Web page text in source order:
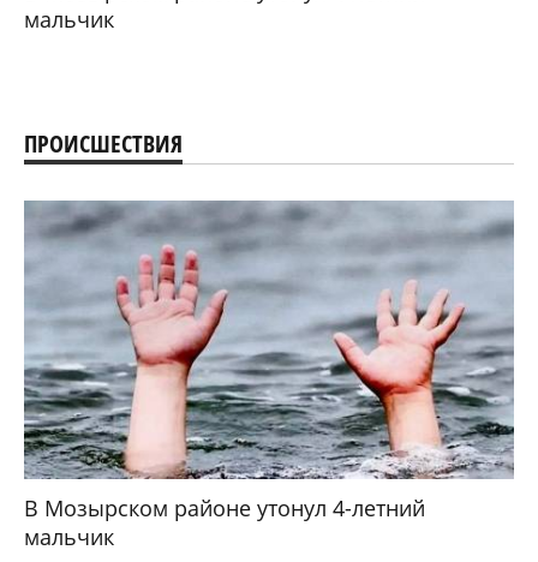
мальчик
ПРОИСШЕСТВИЯ
В Мозырском районе утонул 4-летний
мальчик